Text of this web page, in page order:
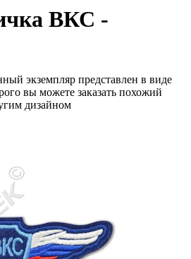
ВКС -
экземпляр представлен в виде
вы можете заказать похожий
дизайном